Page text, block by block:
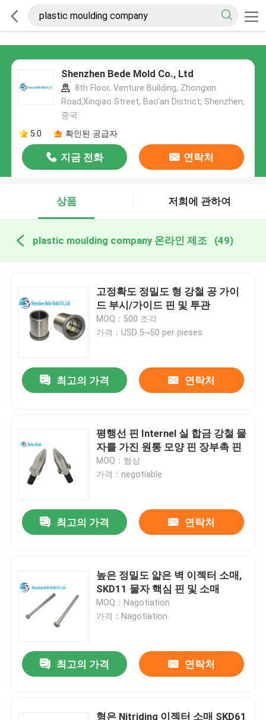
Shenzhen Bede Mold Co., Ltd
8th Floor, Venture Building, Zhongxin
Road,Xinqiao Street, Bao'an District, Shenzhen,
중국
5.0
확인된 공급자
지금 전화 연락처
상품 저희에 관하여
plastic moulding company 온라인 제조 (49)
고정확도 정밀도 형 강철 공 가이
드 부시/가이드 핀 및 투관
MOQ：500 조각
가격：USD 5~50 per pieses
최고의 가격 연락처
평행선 핀 Internel 실 합금 강철 물
자를 가진 원통 모양 핀 장부촉 핀
MOQ：협상
가격：negotiable
최고의 가격 연락처
높은 정밀도 얇은 벽 이젝터 소매,
SKD11 물자 핵심 핀 및 소매
MOQ：Nagotiation
가격：Nagotiation
최고의 가격 연락처
형은 Nitriding 이젝터 소매 SKD61